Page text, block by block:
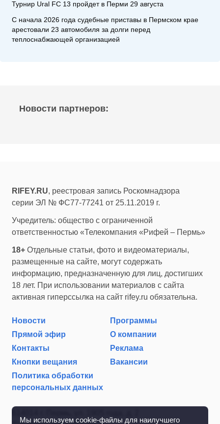
Мы используем cookie-файлы для наилучшего
Турнир Ural FC 13 пройдет в Перми 29 августа
С начала 2026 года судебные приставы в Пермском крае
арестовали 23 автомобиля за долги перед
теплоснабжающей организацией
Новости партнеров:
RIFEY.RU, реестровая запись Роскомнадзора
серии ЭЛ № ФС77-77241 от 25.11.2019 г.
Учредитель: общество с ограниченной
ответственностью «Телекомпания «Рифей – Пермь»
18+ Отдельные статьи, фото и видеоматериалы,
размещенные на сайте, могут содержать
информацию, предназначенную для лиц, достигших
18 лет. При использовании материалов с сайта
активная гиперссылка на сайт rifey.ru обязательна.
Новости
Программы
Прямой эфир
О компании
Контакты
Реклама
Кнопки вещания
Вакансии
Политика обработки
персональных данных